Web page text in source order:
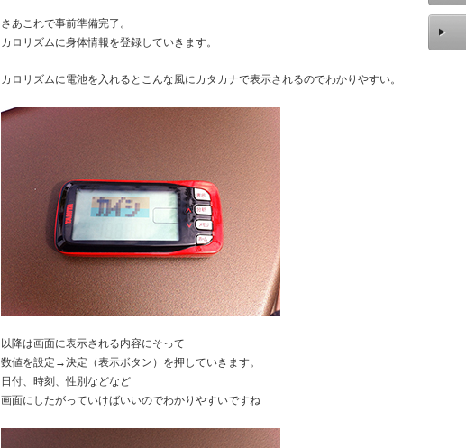
さあこれで事前準備完了。
カロリズムに身体情報を登録していきます。
カロリズムに電池を入れるとこんな風にカタカナで表示されるのでわかりやすい。
以降は画面に表示される内容にそって
数値を設定→決定（表示ボタン）を押していきます。
日付、時刻、性別などなど
画面にしたがっていけばいいのでわかりやすいですね